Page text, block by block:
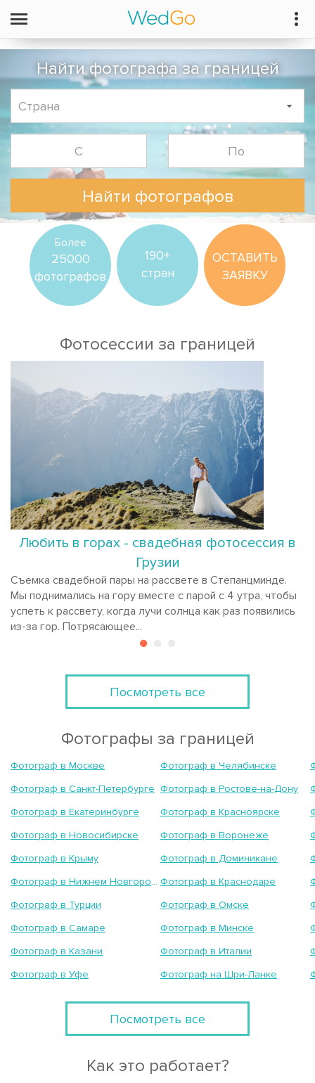
Найти фотографа за границей
Найти фотографов
Более
25000
фотографов
190+
стран
ОСТАВИТЬ
ЗАЯВКУ
Фотосессии за границей
Любить в горах - свадебная фотосессия в
Грузии
Съемка свадебной пары на рассвете в Степанцминде.
Мы поднимались на гору вместе с парой с 4 утра, чтобы
успеть к рассвету, когда лучи солнца как раз появились
из-за гор. Потрясающее...
Посмотреть все
Фотографы за границей
Фотограф в Москве
Фотограф в Санкт-Петербурге
Фотограф в Екатеринбурге
Фотограф в Новосибирске
Фотограф в Крыму
Фотограф в Нижнем Новгороде
Фотограф в Турции
Фотограф в Самаре
Фотограф в Казани
Фотограф в Уфе
Фотограф в Челябинске
Фотограф в Ростове-на-Дону
Фотограф в Красноярске
Фотограф в Воронеже
Фотограф в Доминикане
Фотограф в Краснодаре
Фотограф в Омске
Фотограф в Минске
Фотограф в Италии
Фотограф на Шри-Ланке
Посмотреть все
Как это работает?